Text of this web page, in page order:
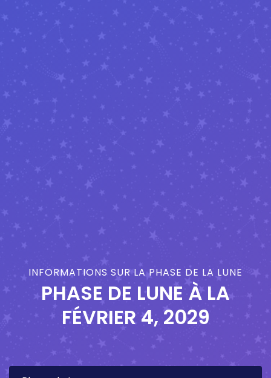
INFORMATIONS SUR LA PHASE DE LA LUNE
PHASE DE LUNE À LA
FÉVRIER 4, 2029